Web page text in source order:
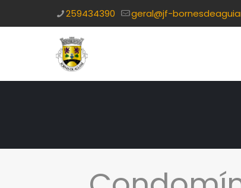
259434390 geral@jf-